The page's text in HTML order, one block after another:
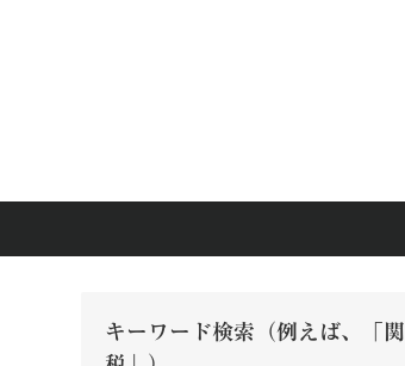
キーワード検索（例えば、「関